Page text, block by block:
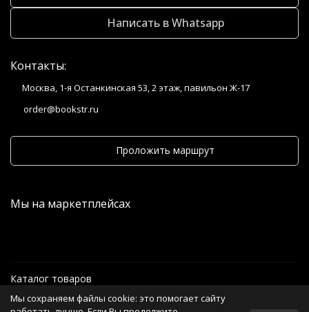
Написать в Whatsapp
Контакты:
Москва, 1-я Останкинская 53, 2 этаж, павильон Ж-17
order@bookstr.ru
Проложить маршрут
Мы на маркетплейсах
Каталог товаров
Мы сохраняем файлы cookie: это помогает сайту